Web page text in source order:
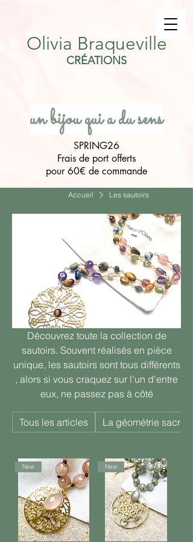
Olivia Braqueville
CRÉATIONS
un bijou qui a du sens
SPRING26
Frais de port offerts
pour 60€ de commande
Accueil Les sautoirs
Découvrez toute la collection de
sautoirs. Souvent réalisés en pièce
unique, les sautoirs sont tous différents
, alors si vous craquez sur l'un d'entre
eux, ne passez pas à côté
Tous les articles La géométrie sacrée
New New